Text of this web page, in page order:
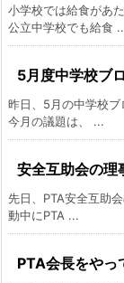
小学校では給食があ
公立中学校でも給食
5月度中学校ブ
昨日、5月の中学校ブ
今月の議題は、 ...
安全互助会の理
先日、PTA安全互助
動中にPTA ...
PTA会長をやっ